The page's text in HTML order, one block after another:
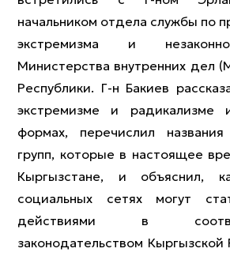
начальником отдела службы по
экстремизма и
Министерства внутренних дел
Республики. Г-н Бакиев
экстремизме и радикализме
формах, перечислил
групп, которые в настоящее
Кыргызстане, и объяснил,
социальных сетях могут
действиями в
законодательством